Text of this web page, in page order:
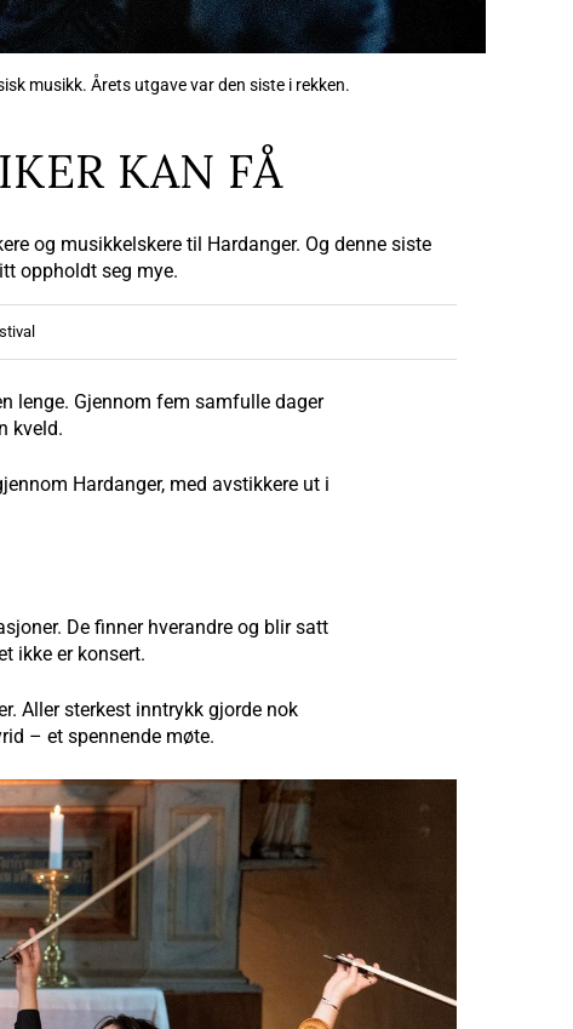
musikk. Årets utgave var den siste i rekken.
KAN FÅ
og musikkelskere til Hardanger. Og denne siste
oppholdt seg mye.
lenge. Gjennom fem samfulle dager
kveld.
Hardanger, med avstikkere ut i
De finner hverandre og blir satt
ikke er konsert.
Aller sterkest inntrykk gjorde nok
– et spennende møte.